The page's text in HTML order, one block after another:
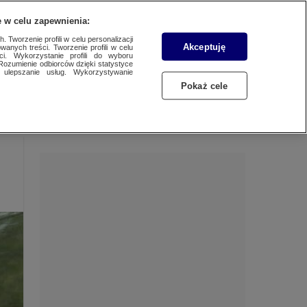
Dzień dobry!
ZALOGUJ SIĘ
w celu zapewnienia:
Tworzenie profili w celu personalizacji
treści. Tworzenie profili w celu
Wykorzystanie profili do wyboru
odbiorców dzięki statystyce
usług. Wykorzystywanie
Akceptuję
Pokaż cele